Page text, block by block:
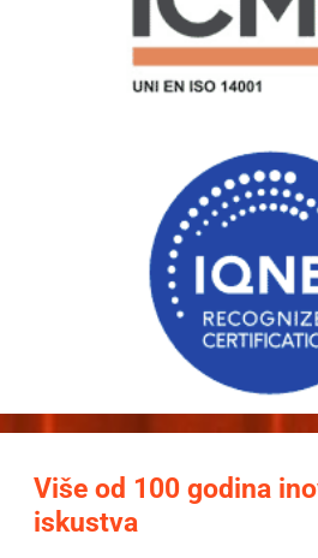
Više od 100 godina
iskustva